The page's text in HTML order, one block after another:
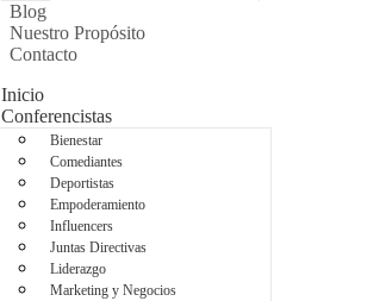
Blog
Nuestro Propósito
Contacto
Inicio
Conferencistas
Bienestar
Comediantes
Deportistas
Empoderamiento
Influencers
Juntas Directivas
Liderazgo
Marketing y Negocios